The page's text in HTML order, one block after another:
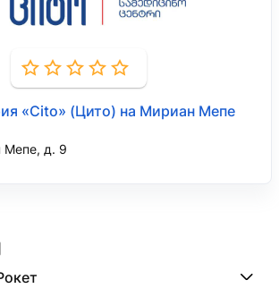
«Cito» (Цито) на Мириан Мепе
Мепе, д. 9